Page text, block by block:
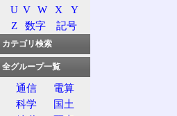
U V W X
Y
Z
数字 記号
カテゴリ検索
全グループ一覧
通信
電算
科学
国土